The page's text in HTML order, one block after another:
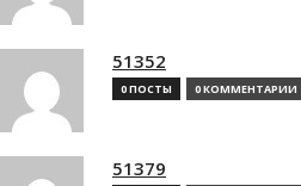
51352
0 ПОСТЫ 0 КОММЕНТАРИИ
51379